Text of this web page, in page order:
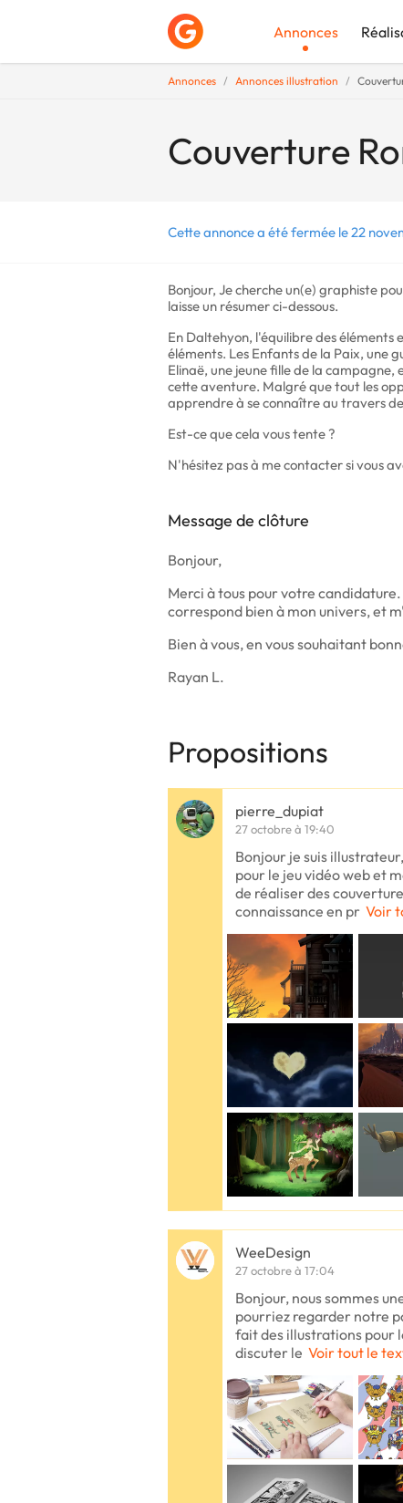
Annonces
Annonces Annonces illustration
Couverture
Cette annonce a été fermée le 22
Bonjour, Je cherche un(e) graphiste
laisse un résumer ci-dessous.
En Daltehyon, l'équilibre des
éléments. Les Enfants de la Paix, une
Elinaë, une jeune fille de la
cette aventure. Malgré que tout les
apprendre à se connaître au travers
Est-ce que cela vous tente ?
N'hésitez pas à me contacter si vous
Message de clôture
Bonjour,
Merci à tous pour votre
correspond bien à mon univers, et
Bien à vous, en vous souhaitant
Rayan L.
Propositions
pierre_dupiat
27 octobre à 19:40
Bonjour je suis
pour le jeu vidéo web et
de réaliser des
connaissance en pr Voir
WeeDesign
27 octobre à 17:04
Bonjour, nous sommes
pourriez regarder notre
fait des illustrations pour
discuter le Voir tout le